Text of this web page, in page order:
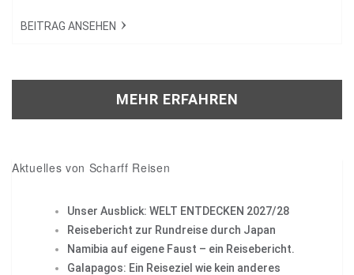
zu besuchen und zu entdecken. Ein Grund war die
BEITRAG ANSEHEN
MEHR ERFAHREN
Aktuelles von Scharff Reisen
Unser Ausblick: WELT ENTDECKEN 2027/28
Reisebericht zur Rundreise durch Japan
Namibia auf eigene Faust – ein Reisebericht.
Galapagos: Ein Reiseziel wie kein anderes